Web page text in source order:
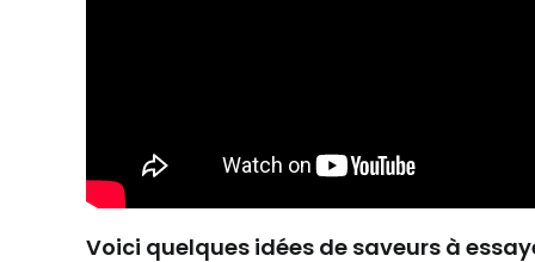
Voici quelques idées de saveurs à